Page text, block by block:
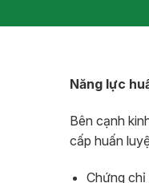
Năng lực
Bên cạnh
cấp huấn
Chứng chỉ